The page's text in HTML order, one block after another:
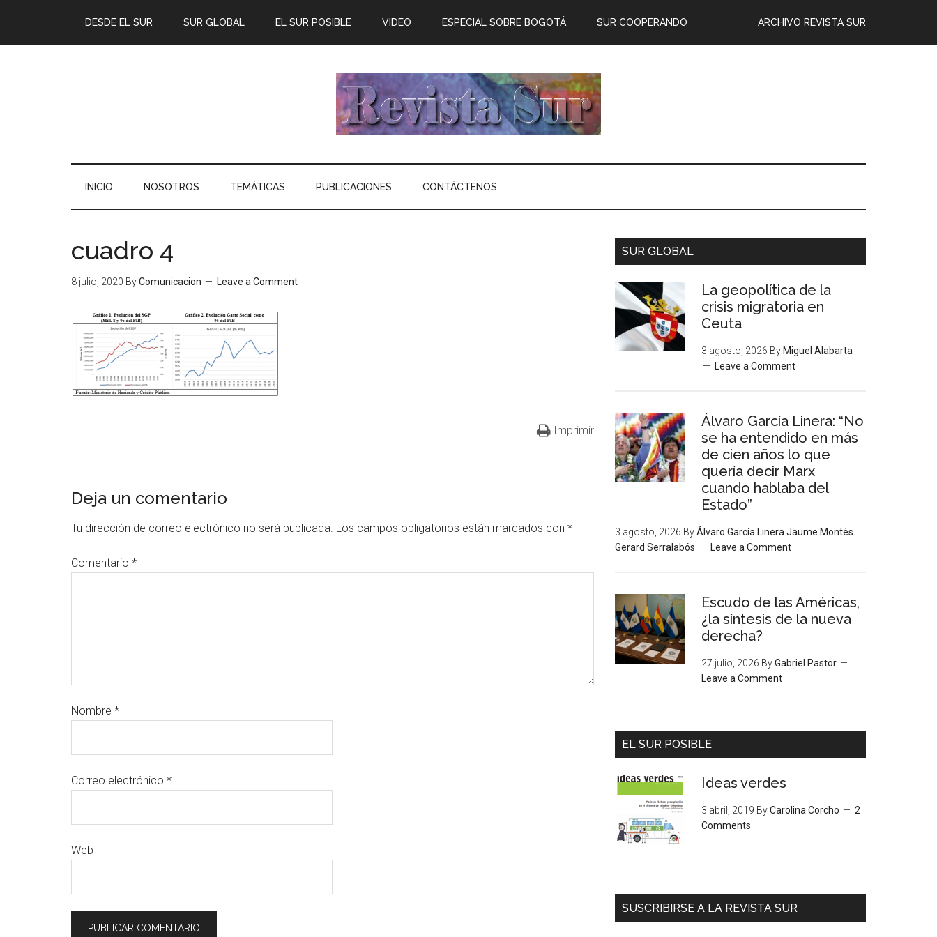
DESDE EL SUR SUR GLOBAL EL SUR POSIBLE ARCHIVO REVISTA SUR
VIDEO ESPECIAL SOBRE BOGOTÁ SUR COOPERANDO
INICIO NOSOTROS TEMÁTICAS PUBLICACIONES CONTÁCTENOS
cuadro 4
8 julio, 2020 ByComunicacion Leave a Comment
Imprimir
Deja un comentario
Tu dirección de correo electrónico no será publicada. Los campos obligatorios están marcados con *
Comentario *
Nombre *
Correo electrónico *
Web
SUR GLOBAL
La geopolítica de la
crisis migratoria en
Ceuta
3 agosto, 2026 By Miguel Alabarta
Leave a Comment
Álvaro García Linera: “No
se ha entendido en más
de cien años lo que
quería decir Marx
cuando hablaba del
Estado”
3 agosto, 2026 ByÁlvaro García Linera Jaume Montés
Gerard Serralabós
Leave a Comment
Escudo de las Américas,
¿la síntesis de la nueva
derecha?
27 julio, 2026 ByGabriel Pastor
Leave a Comment
EL SUR POSIBLE
Ideas verdes
3 abril, 2019 ByCarolina Corcho
2
Comments
SUSCRIBIRSE A LA REVISTA SUR